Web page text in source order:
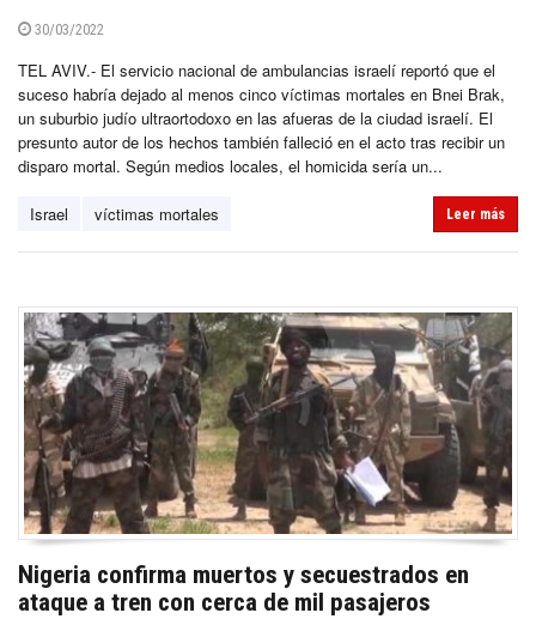
30/03/2022
TEL AVIV.- El servicio nacional de ambulancias israelí reportó que el
suceso habría dejado al menos cinco víctimas mortales en Bnei Brak,
un suburbio judío ultraortodoxo en las afueras de la ciudad israelí. El
presunto autor de los hechos también falleció en el acto tras recibir un
disparo mortal. Según medios locales, el homicida sería un...
Israel víctimas mortales Leer más
Nigeria confirma muertos y secuestrados en
ataque a tren con cerca de mil pasajeros